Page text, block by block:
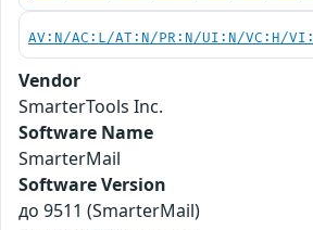
AV:N/AC:L/AT:N/PR:N/UI:N/VC:H/
Vendor
SmarterTools Inc.
Software Name
SmarterMail
Software Version
до 9511 (SmarterMail)